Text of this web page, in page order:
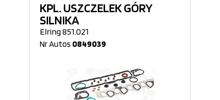
KPL. USZCZELEK GÓRY
SILNIKA
Elring 851.021
Nr Autos 0849039